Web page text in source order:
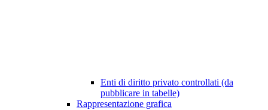
Enti di diritto privato controllati (da
pubblicare in tabelle)
Rappresentazione grafica